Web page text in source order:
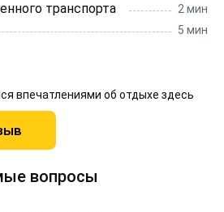
транспорта 2 мин
5 мин
впечатлениями об отдыхе здесь
вопросы